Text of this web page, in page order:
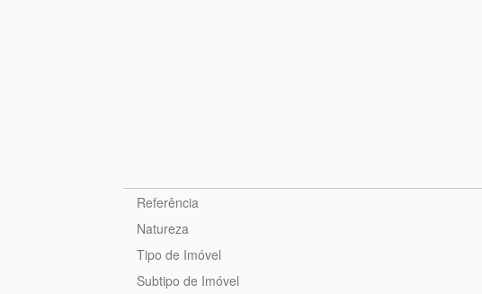
Referência
Natureza
Tipo de Imóvel
Subtipo de Imóvel